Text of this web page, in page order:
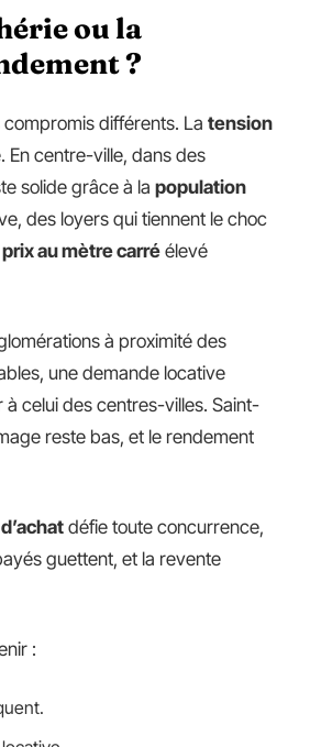
ou la
?
différents. La tension
En centre-ville, dans des
solide grâce à la population
des loyers qui tiennent le choc
prix au mètre carré élevé
à proximité des
une demande locative
à celui des centres-villes. Saint-
reste bas, et le rendement
défie toute concurrence,
guettent, et la revente
: